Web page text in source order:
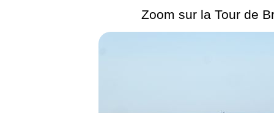
Zoom sur la Tour de